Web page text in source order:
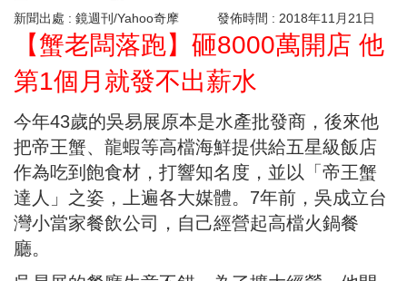
新聞出處 : 鏡週刊/Yahoo奇摩 發佈時間 : 2018年11月21日
【蟹老闆落跑】砸8000萬開店 他
第1個月就發不出薪水
今年43歲的吳易展原本是水產批發商，後來他
把帝王蟹、龍蝦等高檔海鮮提供給五星級飯店
作為吃到飽食材，打響知名度，並以「帝王蟹
達人」之姿，上遍各大媒體。7年前，吳成立台
灣小當家餐飲公司，自己經營起高檔火鍋餐
廳。